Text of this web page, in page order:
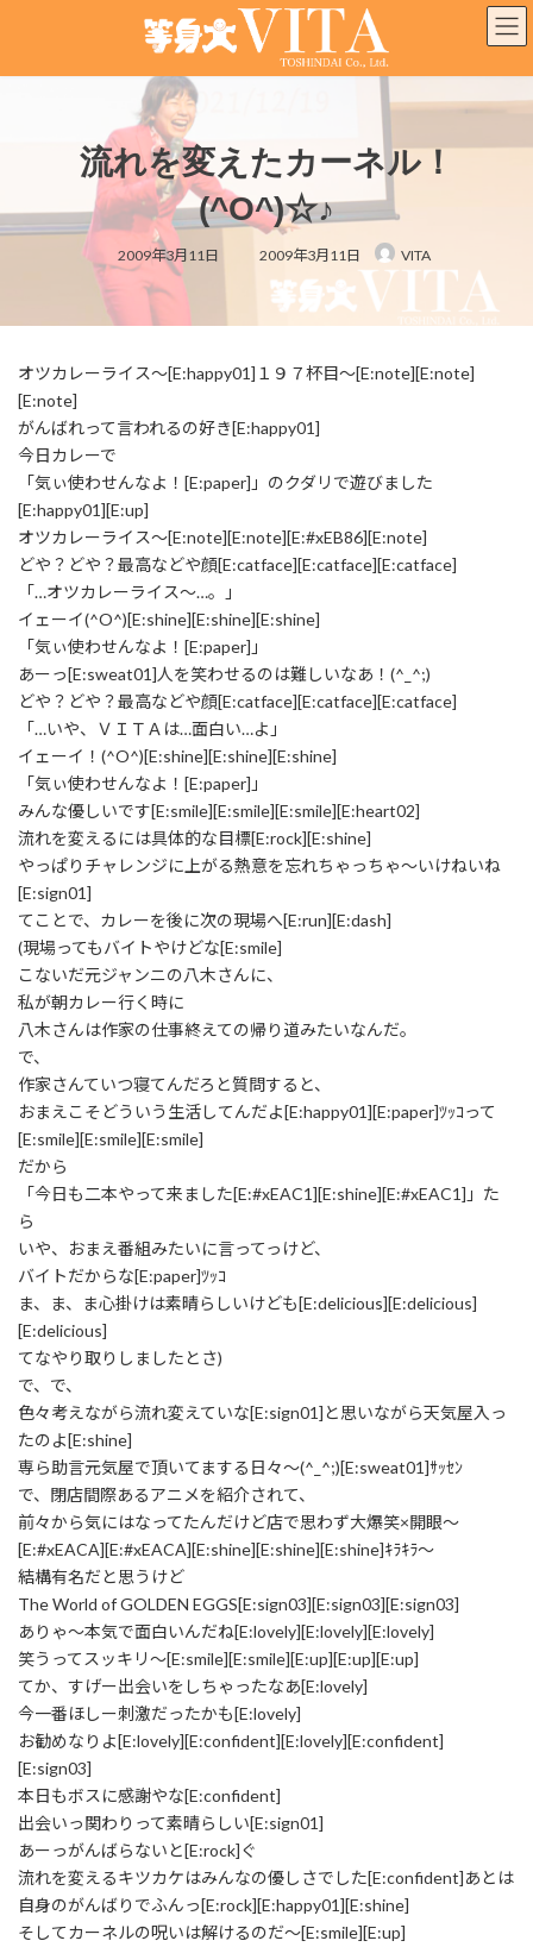
ン
プ
ー
動
流れを変えたカーネル！
(^O^)☆♪
2009年3月11日
終
新
日
:
2009年3月11日 VITA
オツカレーライス～[E:happy01]１９７杯目～[E:note][E:note]
[E:note]
がんばれって言われるの好き[E:happy01]
今日カレーで
「気ぃ使わせんなよ！[E:paper]」のクダリで遊びました
[E:happy01][E:up]
オツカレーライス～[E:note][E:note][E:#xEB86][E:note]
どや？どや？最高などや顔[E:catface][E:catface][E:catface]
「…オツカレーライス～…。」
イェーイ(^O^)[E:shine][E:shine][E:shine]
「気ぃ使わせんなよ！[E:paper]」
あーっ[E:sweat01]人を笑わせるのは難しいなあ！(^_^;)
どや？どや？最高などや顔[E:catface][E:catface][E:catface]
「…いや、ＶＩＴＡは…面白い…よ」
イェーイ！(^O^)[E:shine][E:shine][E:shine]
「気ぃ使わせんなよ！[E:paper]」
みんな優しいです[E:smile][E:smile][E:smile][E:heart02]
流れを変えるには具体的な目標[E:rock][E:shine]
やっぱりチャレンジに上がる熱意を忘れちゃっちゃ～いけねいね
[E:sign01]
てことで、カレーを後に次の現場へ[E:run][E:dash]
(現場ってもバイトやけどな[E:smile]
こないだ元ジャンニの八木さんに、
私が朝カレー行く時に
八木さんは作家の仕事終えての帰り道みたいなんだ。
で、
作家さんていつ寝てんだろと質問すると、
おまえこそどういう生活してんだよ[E:happy01][E:paper]ﾂｯｺって
[E:smile][E:smile][E:smile]
だから
「今日も二本やって来ました[E:#xEAC1][E:shine][E:#xEAC1]」た
ら
いや、おまえ番組みたいに言ってっけど、
バイトだからな[E:paper]ﾂｯｺ
ま、ま、ま心掛けは素晴らしいけども[E:delicious][E:delicious]
[E:delicious]
てなやり取りしましたとさ)
で、で、
色々考えながら流れ変えていな[E:sign01]と思いながら天気屋入っ
たのよ[E:shine]
専ら助言元気屋で頂いてまする日々～(^_^;)[E:sweat01]ｻｯｾﾝ
で、閉店間際あるアニメを紹介されて、
前々から気にはなってたんだけど店で思わず大爆笑×開眼～
[E:#xEACA][E:#xEACA][E:shine][E:shine][E:shine]ｷﾗｷﾗ～
結構有名だと思うけど
The World of GOLDEN EGGS[E:sign03][E:sign03][E:sign03]
ありゃ～本気で面白いんだね[E:lovely][E:lovely][E:lovely]
笑うってスッキリ～[E:smile][E:smile][E:up][E:up][E:up]
てか、すげー出会いをしちゃったなあ[E:lovely]
今一番ほしー刺激だったかも[E:lovely]
お勧めなりよ[E:lovely][E:confident][E:lovely][E:confident]
[E:sign03]
本日もボスに感謝やな[E:confident]
出会いっ関わりって素晴らしい[E:sign01]
あーっがんばらないと[E:rock]ぐ
流れを変えるキツカケはみんなの優しさでした[E:confident]あとは
自身のがんばりでふんっ[E:rock][E:happy01][E:shine]
そしてカーネルの呪いは解けるのだ～[E:smile][E:up]